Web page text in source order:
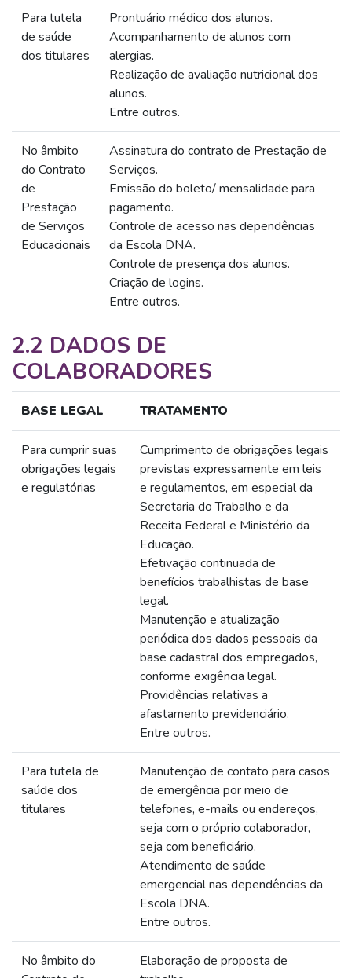
Para tutela
de saúde
dos titulares
Prontuário médico dos alunos.
Acompanhamento de alunos com
alergias.
Realização de avaliação nutricional dos
alunos.
Entre outros.
No âmbito
do Contrato
de
Prestação
de Serviços
Educacionais
Assinatura do contrato de Prestação de
Serviços.
Emissão do boleto/ mensalidade para
pagamento.
Controle de acesso nas dependências
da Escola DNA.
Controle de presença dos alunos.
Criação de logins.
Entre outros.
2.2 DADOS DE
COLABORADORES
BASE LEGAL TRATAMENTO
Para cumprir suas
obrigações legais
e regulatórias
Cumprimento de obrigações legais
previstas expressamente em leis
e regulamentos, em especial da
Secretaria do Trabalho e da
Receita Federal e Ministério da
Educação.
Efetivação continuada de
benefícios trabalhistas de base
legal.
Manutenção e atualização
periódica dos dados pessoais da
base cadastral dos empregados,
conforme exigência legal.
Providências relativas a
afastamento previdenciário.
Entre outros.
Para tutela de
saúde dos
titulares
Manutenção de contato para casos
de emergência por meio de
telefones, e-mails ou endereços,
seja com o próprio colaborador,
seja com beneficiário.
Atendimento de saúde
emergencial nas dependências da
Escola DNA.
Entre outros.
No âmbito do
Elaboração de proposta de